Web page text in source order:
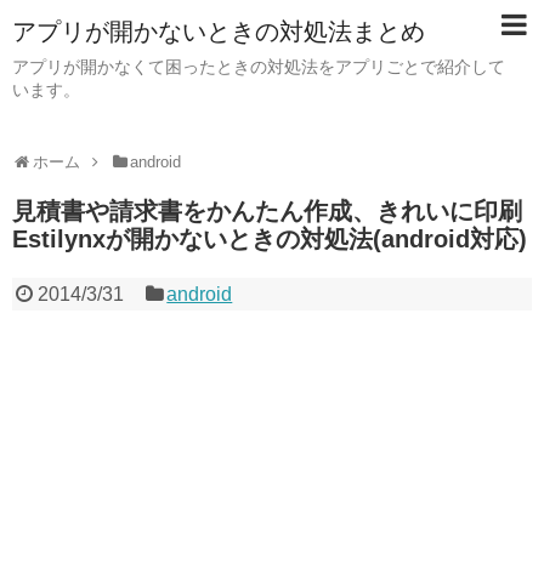
アプリが開かないときの対処法まとめ
アプリが開かなくて困ったときの対処法をアプリごとで紹介して
います。
ホーム android
見積書や請求書をかんたん作成、きれいに印刷
Estilynxが開かないときの対処法(android対応)
2014/3/31 android